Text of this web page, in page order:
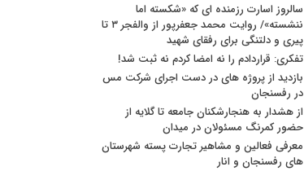
سالروز اسارت رزمنده ای که «شکسته اما
ننشسته»/ روایت محمد جعفرپور از والفجر ۳ تا
پیری و دلتنگی برای رفقای شهید
تفکری: قراردادم را نه امضا کردم نه ثبت شد!
بازدید از پروژه های در دست اجرای شرکت مس
در رفسنجان
از هشدار به هنجارشکنان جامعه تا گلایه از
حضور کمرنگ مسئولان در میدان
معرفی فعالین و مشاهیر تجارت پسته شهرستان
های رفسنجان و انار